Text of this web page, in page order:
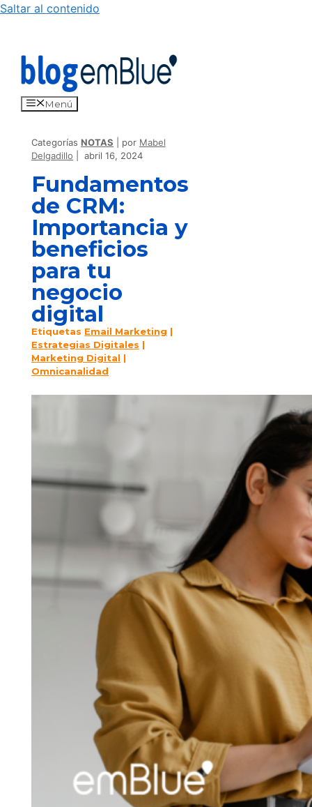
Saltar al contenido
Menú
Categorías NOTAS por Mabel
Delgadillo
abril 16, 2024
Fundamentos
de CRM:
Importancia y
beneficios
para tu
negocio
digital
Etiquetas Email Marketing |
Estrategias Digitales |
Marketing Digital |
Omnicanalidad